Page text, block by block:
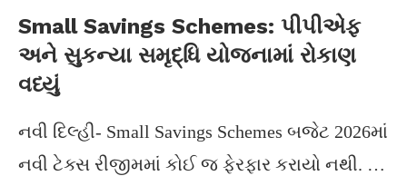
Small Savings Schemes: પીપીએફ
અને સુકન્યા સમૃદ્ધિ યોજનામાં રોકાણ
વધ્યું
નવી દિલ્હી- Small Savings Schemes બજેટ 2026માં
નવી ટેક્સ રીજીમમાં કોઈ જ ફેરફાર કરાયો નથી. …